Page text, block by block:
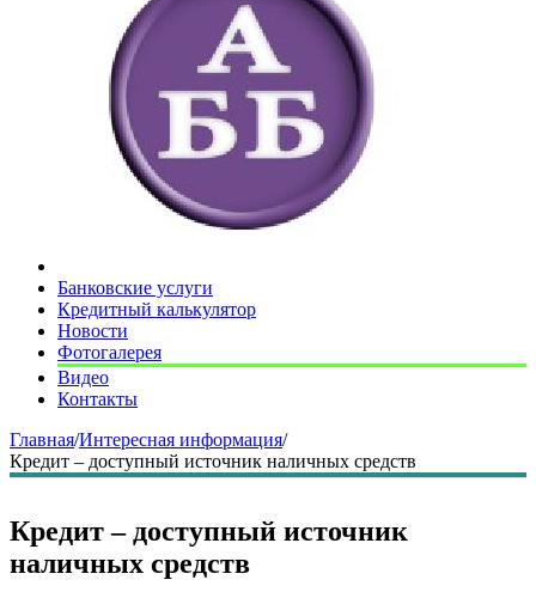
Банковские услуги
Кредитный калькулятор
Новости
Фотогалерея
Видео
Контакты
Главная/Интересная информация/
Кредит – доступный источник наличных средств
Кредит – доступный источник
наличных средств